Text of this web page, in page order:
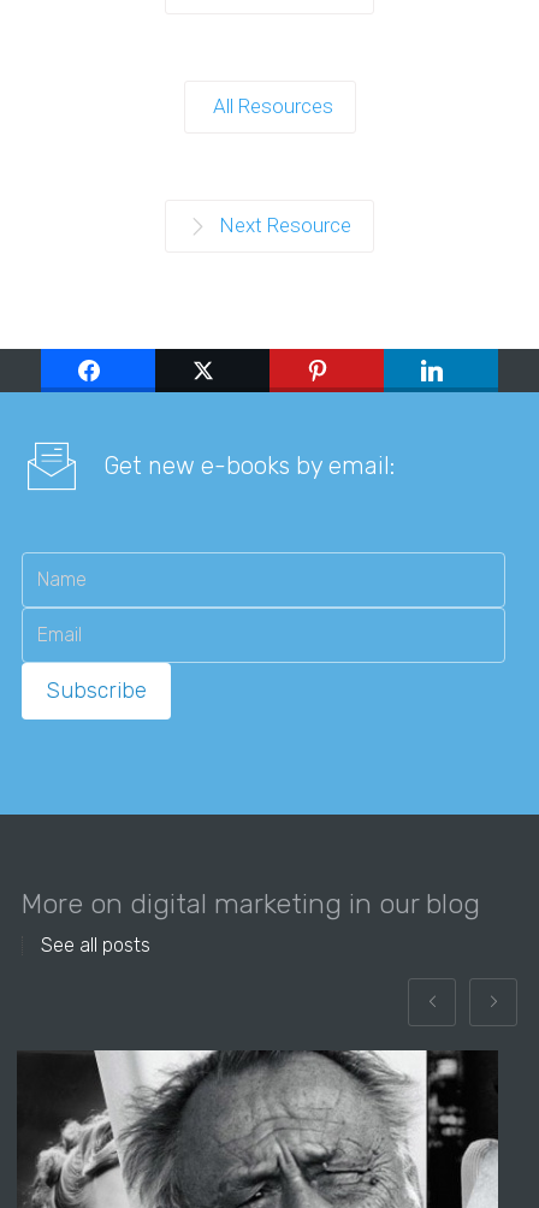
All Resources
Next Resource
Get new e-books by email:
More on digital marketing in our blog
See all posts